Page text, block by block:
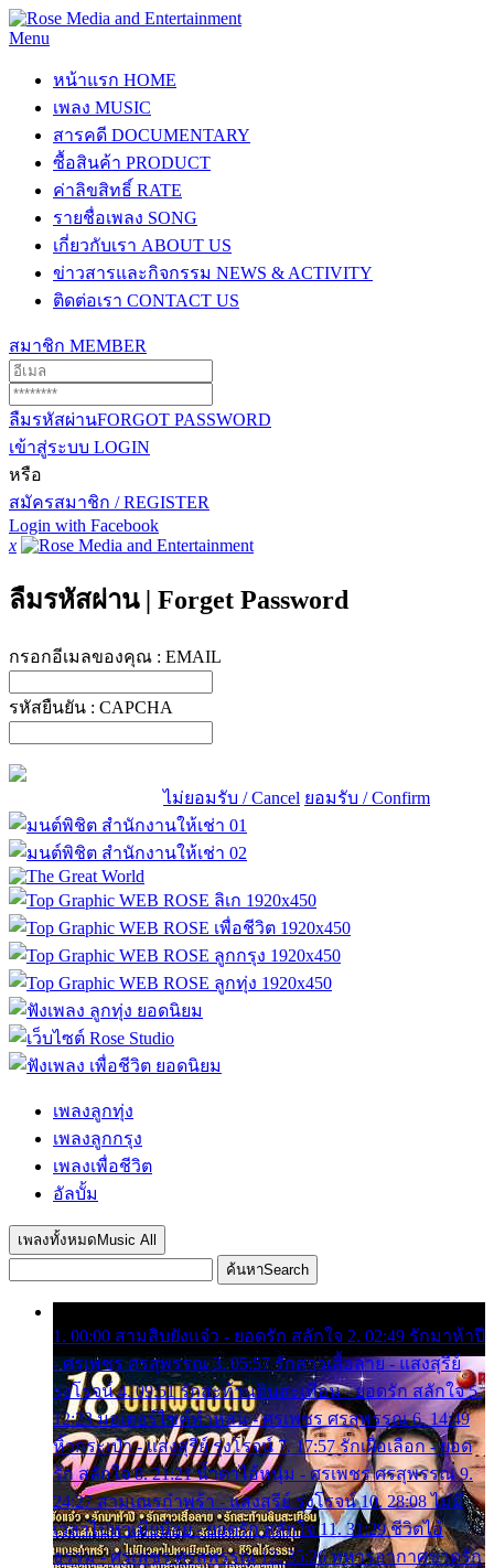
Menu
หน้าแรก HOME
เพลง MUSIC
สารคดี DOCUMENTARY
ซื้อสินค้า PRODUCT
ค่าลิขสิทธิ์ RATE
รายชื่อเพลง SONG
เกี่ยวกับเรา ABOUT US
ข่าวสารและกิจกรรม NEWS & ACTIVITY
ติดต่อเรา CONTACT US
สมาชิก MEMBER
ลืมรหัสผ่านFORGOT PASSWORD
เข้าสู่ระบบ LOGIN
หรือ
สมัครสมาชิก / REGISTER
Login with Facebook
x
ลืมรหัสผ่าน | Forget Password
กรอกอีเมลของคุณ : EMAIL
รหัสยืนยัน : CAPCHA
ไม่ยอมรับ / Cancel ยอมรับ / Confirm
เพลงลูกทุ่ง
เพลงลูกกรุง
เพลงเพื่อชีวิต
อัลบั้ม
เพลงทั้งหมด Music All
ค้นหาSearch
1. 00:00 สามสิบยังแจ๋ว - ยอดรัก สลักใจ 2. 02:49 รักมาห้าปี
- ศรเพชร ศรสุพรรณ 3. 05:57 รักสาวเสื้อลาย - แสงสุรีย์
รุ่งโรจน์ 4. 09:51 รักสะท้านดินสะเทือน - ยอดรัก สลักใจ 5.
12:23 มอเตอร์ไซค์ทำหล่น - ศรเพชร ศรสุพรรณ 6. 14:49
หิ้วกระเป๋า - แสงสุรีย์ รุ่งโรจน์ 7. 17:57 รักเผื่อเลือก - ยอด
รัก สลักใจ 8. 21:21 น้ำตาไอ้หนุ่ม - ศรเพชร ศรสุพรรณ 9.
24:27 สามเณรกำพร้า - แสงสุรีย์ รุ่งโรจน์ 10. 28:08 ไม่มี
เวลาไปหาเมียน้อย - ยอดรัก สลักใจ 11. 31:29 ชีวิตไอ้
ธรรม - ศรเพชร ศรสุพรรณ 12. 35:26 ทหารอากาศขาดรัก